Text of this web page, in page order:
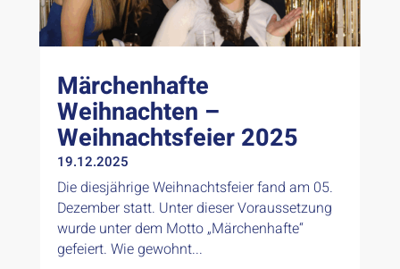
Märchenhafte
Weihnachten –
Weihnachtsfeier 2025
19.12.2025
Die diesjährige Weihnachtsfeier fand am 05.
Dezember statt. Unter dieser Voraussetzung
wurde unter dem Motto „Märchenhafte“
gefeiert. Wie gewohnt...